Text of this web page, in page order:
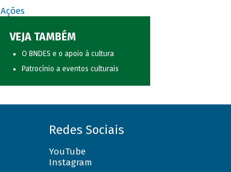
Ações
VEJA TAMBÉM
O BNDES e o apoio à cultura
Patrocínio a eventos culturais
Redes Sociais
YouTube
Instagram